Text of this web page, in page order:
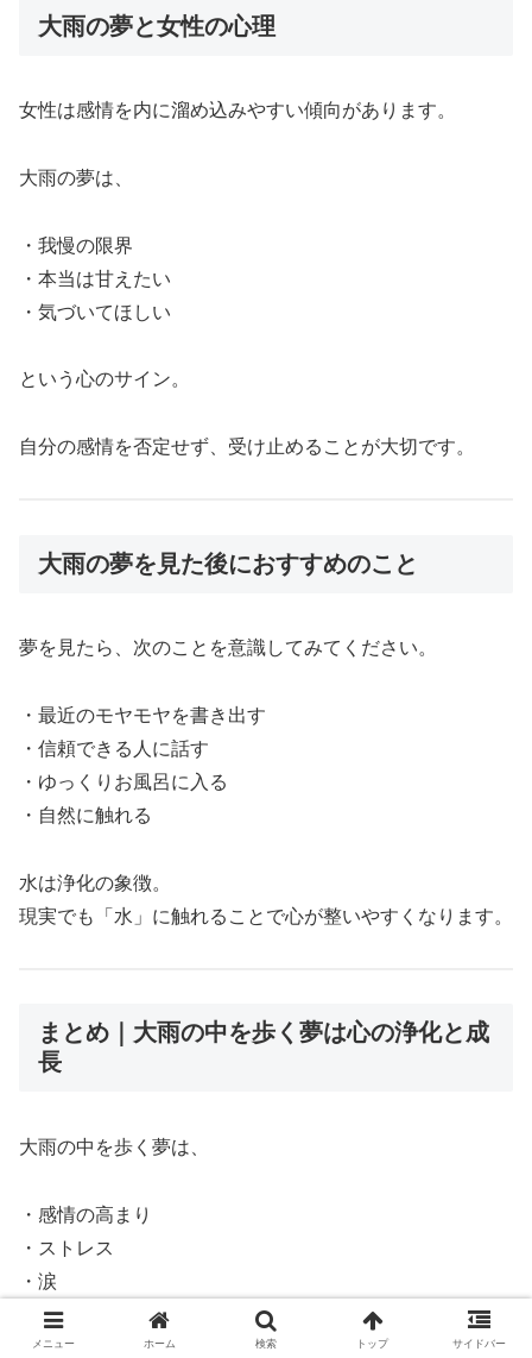
大雨の夢と女性の心理
女性は感情を内に溜め込みやすい傾向があります。
大雨の夢は、
・我慢の限界
・本当は甘えたい
・気づいてほしい
という心のサイン。
自分の感情を否定せず、受け止めることが大切です。
大雨の夢を見た後におすすめのこと
夢を見たら、次のことを意識してみてください。
・最近のモヤモヤを書き出す
・信頼できる人に話す
・ゆっくりお風呂に入る
・自然に触れる
水は浄化の象徴。
現実でも「水」に触れることで心が整いやすくなります。
まとめ｜大雨の中を歩く夢は心の浄化と成
長
大雨の中を歩く夢は、
・感情の高まり
・ストレス
・涙
・浄化
・成長
メニュー ホーム 検索 トップ サイドバー